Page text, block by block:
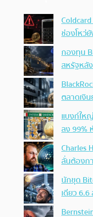
ช่องโหว่ยั
กองทุน
สหรัฐหลั
ตลาดเงิ
แบงก์ให
ลง 99%
Charles
ลั่นต้องก
นักขุด
เดียว